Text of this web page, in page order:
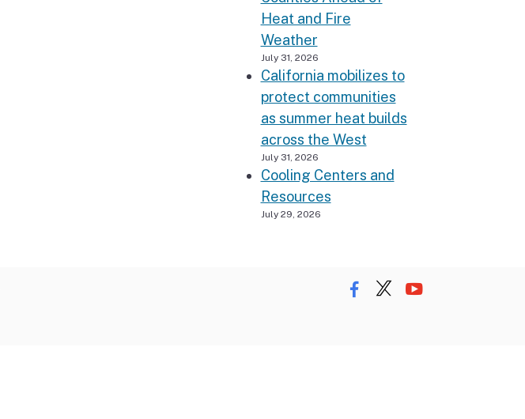
Heat and Fire
Weather
July 31, 2026
California mobilizes to
protect communities
as summer heat builds
across the West
July 31, 2026
Cooling Centers and
Resources
July 29, 2026